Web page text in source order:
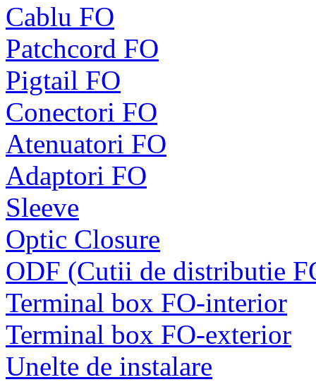
Cablu FO
Patchcord FO
Pigtail FO
Conectori FO
Atenuatori FO
Adaptori FO
Sleeve
Optic Closure
ODF (Cutii de distributie
Terminal box FO-interior
Terminal box FO-exterior
Unelte de instalare